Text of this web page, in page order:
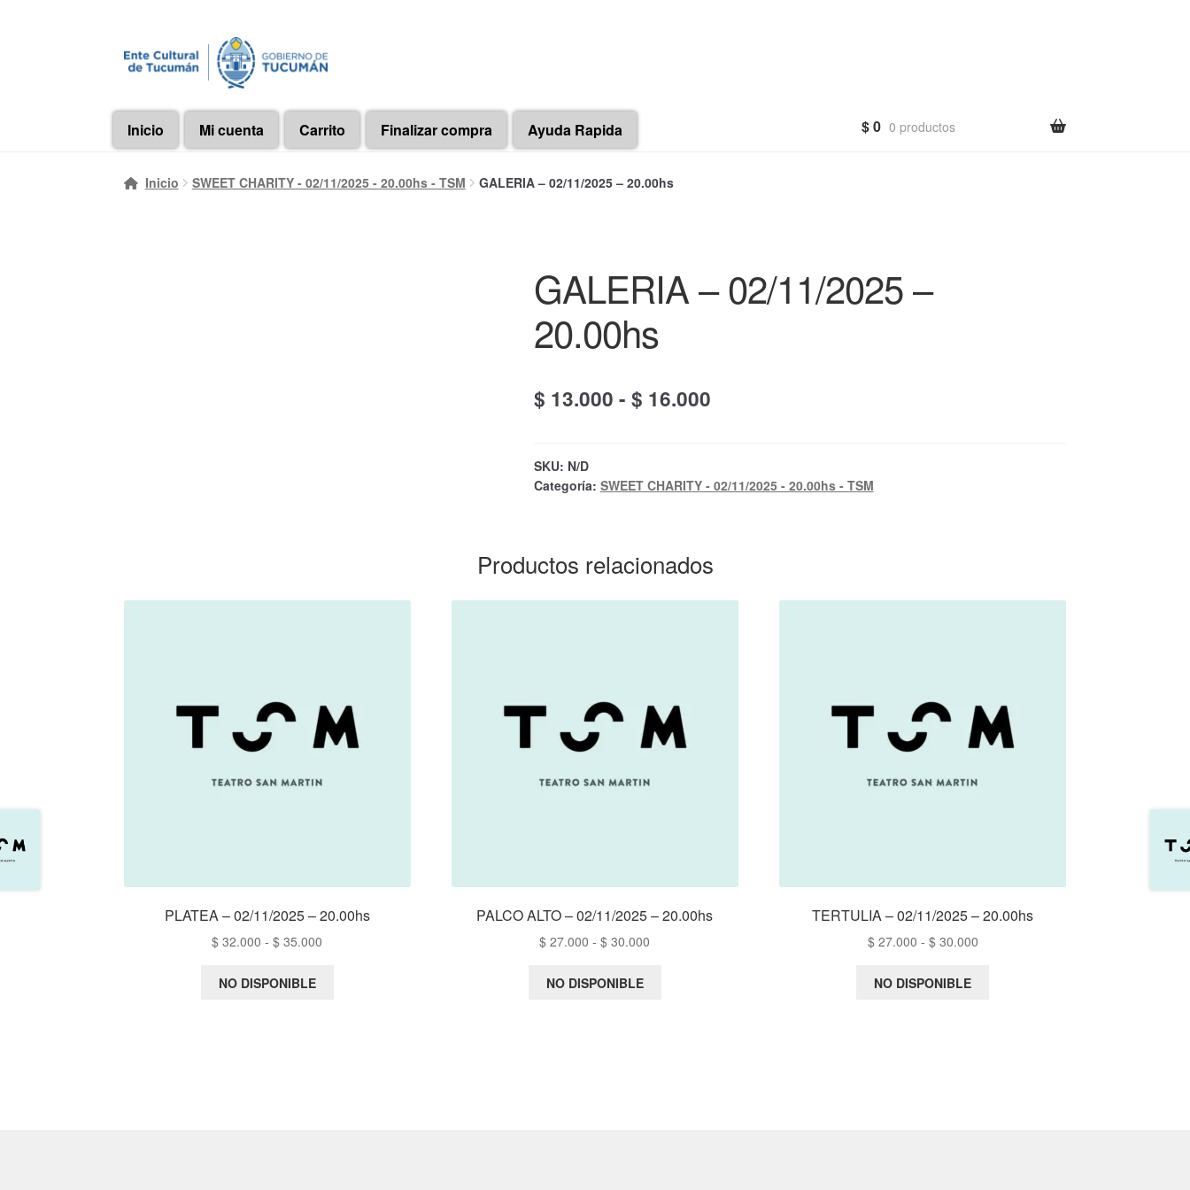
Ir
a
navegación
Ir
al
Inicio
Mi cuenta Carrito Finalizar compra Ayuda Rapida $0 0 productos
Inicio SWEET CHARITY - 02/11/2025 - 20.00hs - TSM GALERIA – 02/11/2025 – 20.00hs
GALERIA – 02/11/2025 –
20.00hs
$ 13.000 - $ 16.000Rango
desde
hasta
SKU: N/D
Categoría: SWEET CHARITY - 02/11/2025 - 20.00hs - TSM
Productos relacionados
PLATEA – 02/11/2025 – 20.00hs
$ 32.000 - $ 35.000
NO DISPONIBLE
PALCO ALTO – 02/11/2025 – 20.00hs
$ 27.000 - $ 30.000
NO DISPONIBLE
TERTULIA – 02/11/2025 – 20.00hs
$27.000 - $30.000Rango
NO DISPONIBLE